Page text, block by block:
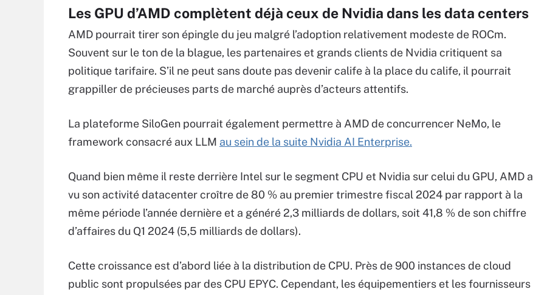
Les GPU d’AMD complètent déjà ceux de Nvidia dans les data centers
AMD pourrait tirer son épingle du jeu malgré l’adoption relativement modeste de ROCm.
Souvent sur le ton de la blague, les partenaires et grands clients de Nvidia critiquent sa
politique tarifaire. S’il ne peut sans doute pas devenir calife à la place du calife, il pourrait
grappiller de précieuses parts de marché auprès d’acteurs attentifs.
La plateforme SiloGen pourrait également permettre à AMD de concurrencer NeMo, le
framework consacré aux LLM au sein de la suite Nvidia AI Enterprise.
Quand bien même il reste derrière Intel sur le segment CPU et Nvidia sur celui du GPU, AMD a
vu son activité datacenter croître de 80 % au premier trimestre fiscal 2024 par rapport à la
même période l’année dernière et a généré 2,3 milliards de dollars, soit 41,8 % de son chiffre
d’affaires du Q1 2024 (5,5 milliards de dollars).
Cette croissance est d’abord liée à la distribution de CPU. Près de 900 instances de cloud
public sont propulsées par des CPU EPYC. Cependant, les équipementiers et les fournisseurs